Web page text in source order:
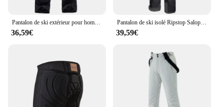
Pantalon de ski extérieur pour homme et femme, coupe-vent, imperméable, chaud, respirant, snowboard, sports de neige, bavoirs, hiver, nouveau
36,59€
Pantalon de ski isolé Ripstop Salopette chaude isolée 506 Bavoirs de neige confortables Pantalon de ski pour hommes et femmes S-4XL
39,59€